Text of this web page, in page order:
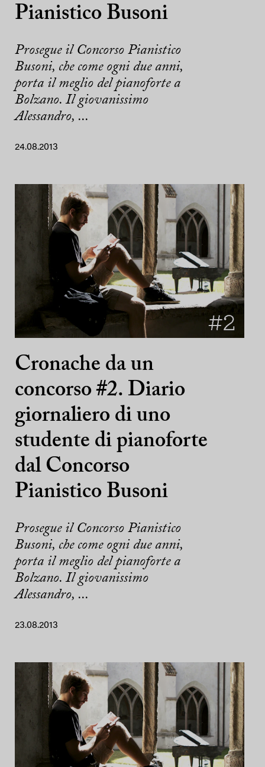
Pianistico Busoni
Prosegue il Concorso Pianistico
Busoni, che come ogni due anni,
porta il meglio del pianoforte a
Bolzano. Il giovanissimo
Alessandro, ...
24.08.2013
Cronache da un
concorso #2. Diario
giornaliero di uno
studente di pianoforte
dal Concorso
Pianistico Busoni
Prosegue il Concorso Pianistico
Busoni, che come ogni due anni,
porta il meglio del pianoforte a
Bolzano. Il giovanissimo
Alessandro, ...
23.08.2013